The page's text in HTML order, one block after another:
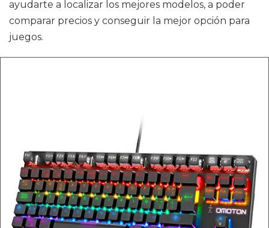
ayudarte a localizar los mejores modelos, a poder
comparar precios y conseguir la mejor opción para
juegos.